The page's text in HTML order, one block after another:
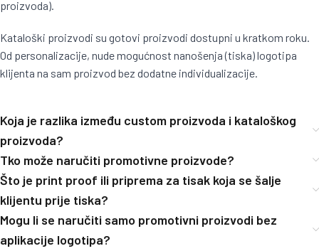
proizvoda).
Kataloški proizvodi su gotovi proizvodi dostupni u kratkom roku.
Od personalizacije, nude mogućnost nanošenja (tiska) logotipa
klijenta na sam proizvod bez dodatne individualizacije.
Koja je razlika između custom proizvoda i kataloškog
proizvoda?
Tko može naručiti promotivne proizvode?
Što je print proof ili priprema za tisak koja se šalje
klijentu prije tiska?
Mogu li se naručiti samo promotivni proizvodi bez
aplikacije logotipa?